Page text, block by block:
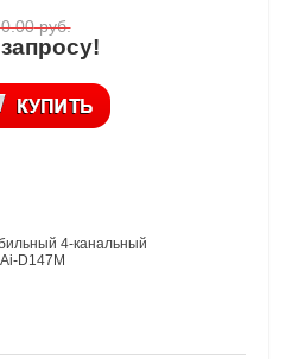
руб.
4-канальный
D147М